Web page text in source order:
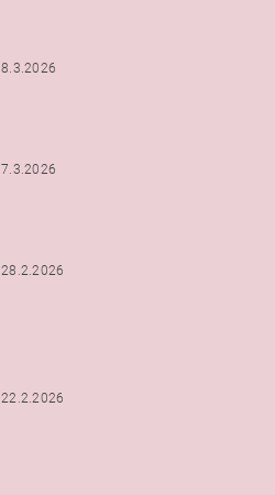
8.3.2026
7.3.2026
28.2.2026
22.2.2026